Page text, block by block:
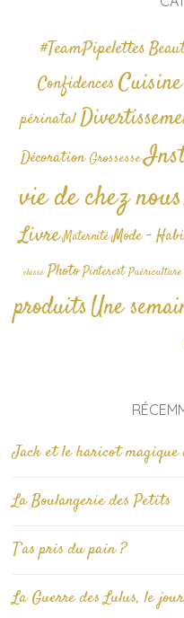
#TeamPipelettes
Confidences
périnatal
Décoration Grossesse
vie de chez nous
Livre Maternité Mode -
classé Photo Pinterest Puériculture
produitsUne
Jack et le haricot
La Boulangerie des Petits
T’as pris du pain ?
La Guerre des Lulus, le